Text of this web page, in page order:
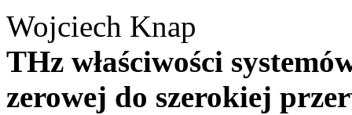
Wojciech Knap
THz właściwości
zerowej do szerokiej